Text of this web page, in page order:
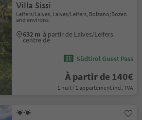
Villa Sissi
Leifers/Laives, Laives/Leifers, Bolzano/Bozen
and environs
632 m à partir de Laives/Leifers
centre de
Südtirol Guest Pass
À partir de 140€
1 nuit / 1 appartement incl. TVA